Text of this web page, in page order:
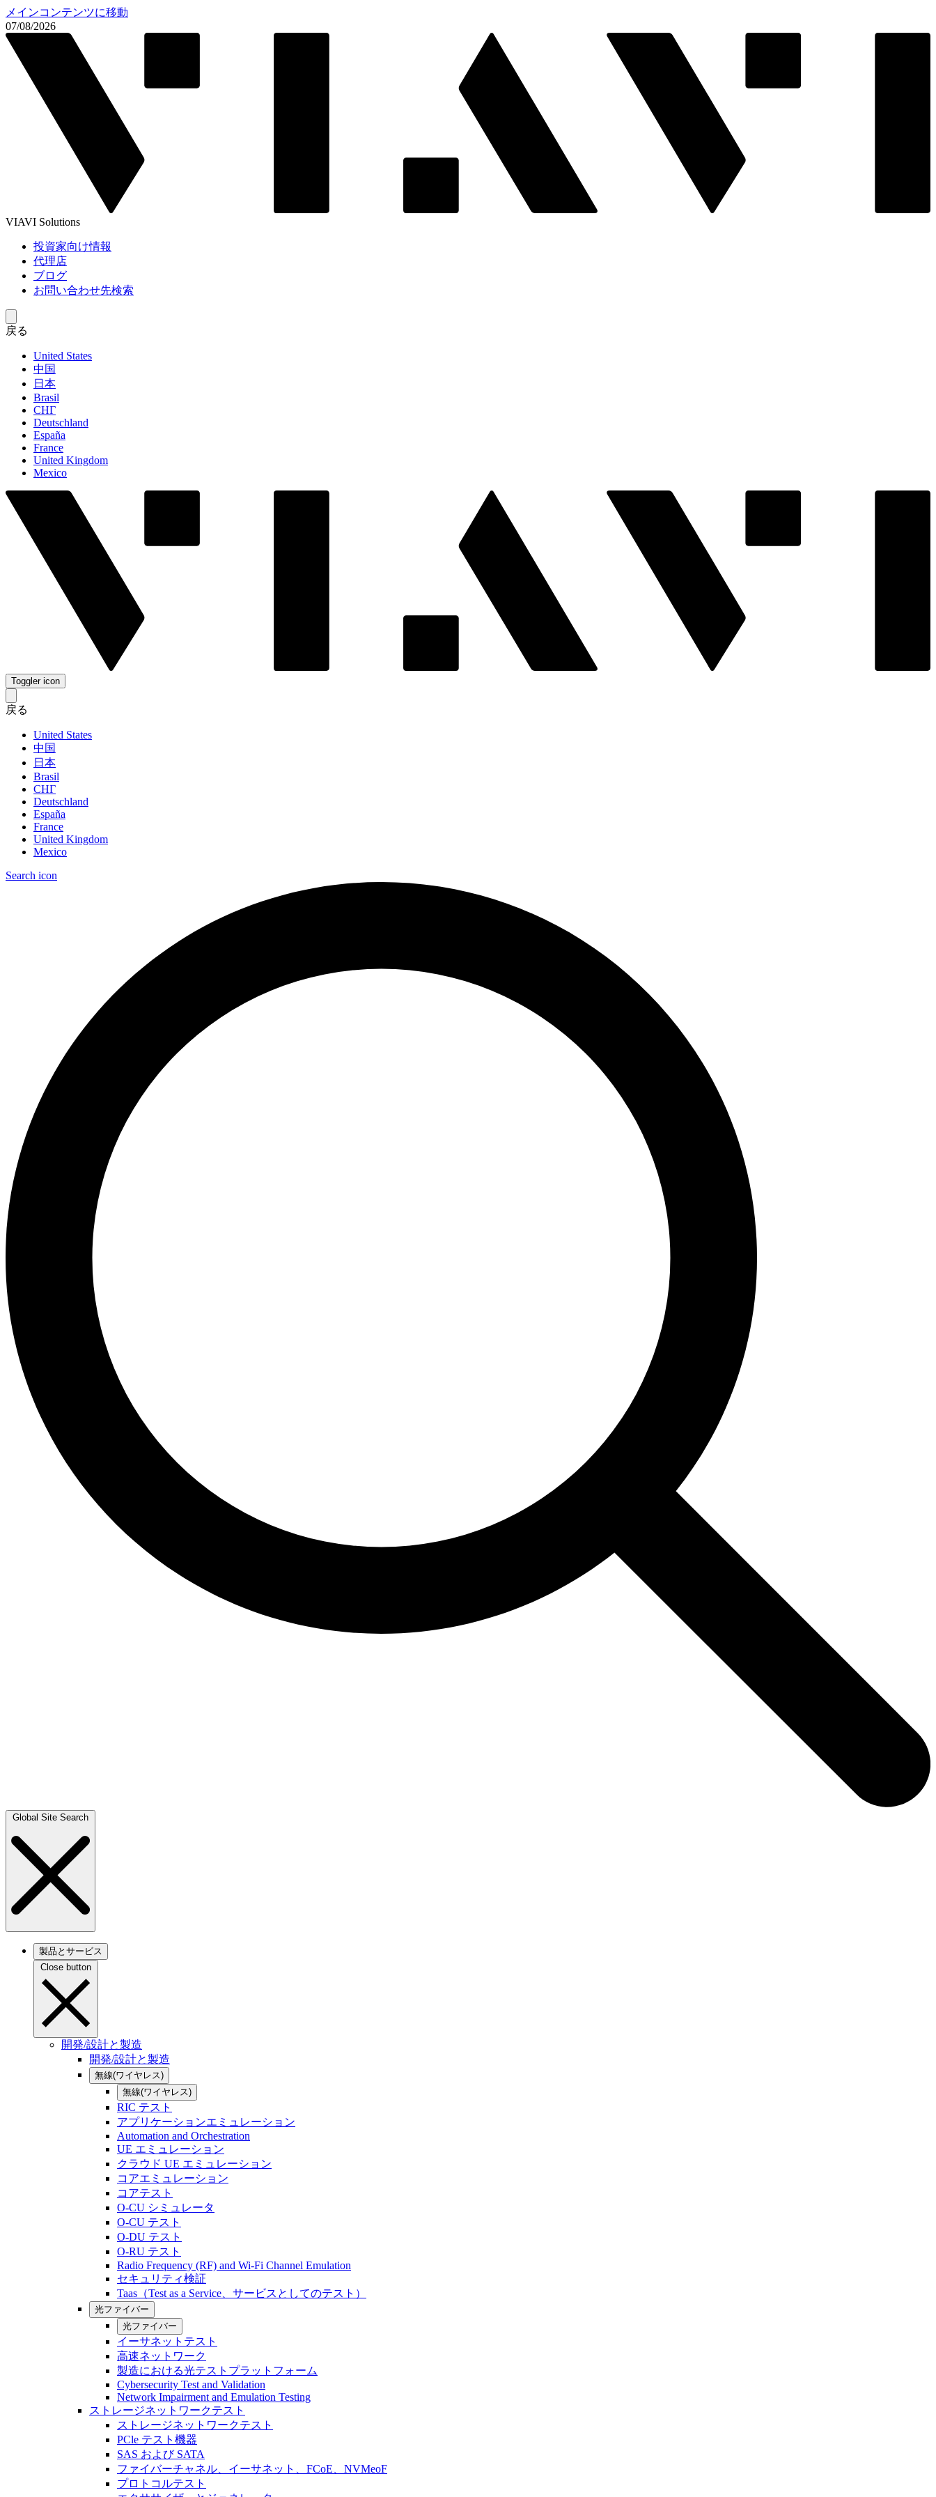
メインコンテンツに移動
07/08/2026
VIAVI Solutions
投資家向け情報
代理店
ブログ
お問い合わせ先検索
戻る
United States
中国
日本
Brasil
СНГ
Deutschland
España
France
United Kingdom
Mexico
Toggler icon
戻る
United States
中国
日本
Brasil
СНГ
Deutschland
España
France
United Kingdom
Mexico
Search icon
Global Site Search
製品とサービス
Close button
開発/設計と製造
開発/設計と製造
無線(ワイヤレス)
無線(ワイヤレス)
RIC テスト
アプリケーションエミュレーション
Automation and Orchestration
UE エミュレーション
クラウド UE エミュレーション
コアエミュレーション
コアテスト
O-CU シミュレータ
O-CU テスト
O-DU テスト
O-RU テスト
Radio Frequency (RF) and Wi-Fi Channel Emulation
セキュリティ検証
Taas（Test as a Service、サービスとしてのテスト）
光ファイバー
光ファイバー
イーサネットテスト
高速ネットワーク
製造における光テストプラットフォーム
Cybersecurity Test and Validation
Network Impairment and Emulation Testing
ストレージネットワークテスト
ストレージネットワークテスト
PCle テスト機器
SAS および SATA
ファイバーチャネル、イーサネット、FCoE、NVMeoF
プロトコルテスト